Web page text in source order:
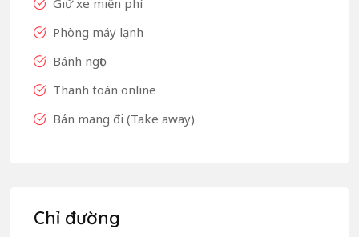
Phòng máy lạnh
Bánh ngọt
Thanh toán online
Bán mang đi (Take away)
Chỉ đường